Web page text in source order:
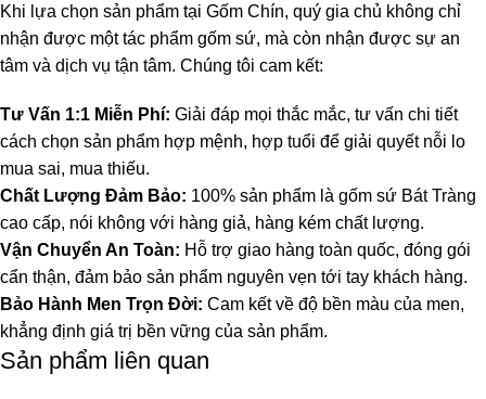
Khi lựa chọn sản phẩm tại Gốm Chín, quý gia chủ không chỉ
nhận được một tác phẩm gốm sứ, mà còn nhận được sự an
tâm và dịch vụ tận tâm. Chúng tôi cam kết:
Tư Vấn 1:1 Miễn Phí: Giải đáp mọi thắc mắc, tư vấn chi tiết
cách chọn sản phẩm hợp mệnh, hợp tuổi để giải quyết nỗi lo
mua sai, mua thiếu.
Chất Lượng Đảm Bảo: 100% sản phẩm là gốm sứ Bát Tràng
cao cấp, nói không với hàng giả, hàng kém chất lượng.
Vận Chuyển An Toàn: Hỗ trợ giao hàng toàn quốc, đóng gói
cẩn thận, đảm bảo sản phẩm nguyên vẹn tới tay khách hàng.
Bảo Hành Men Trọn Đời: Cam kết về độ bền màu của men,
khẳng định giá trị bền vững của sản phẩm.
Sản phẩm liên quan